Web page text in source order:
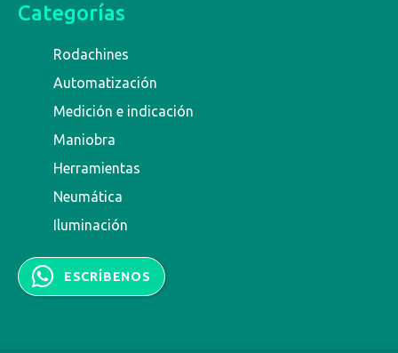
Categorías
Rodachines
Automatización
Medición e indicación
Maniobra
Herramientas
Neumática
Iluminación
ESCRÍBENOS